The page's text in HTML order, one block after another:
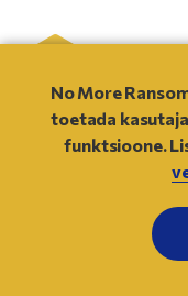
MORE
No More
toetada
funktsioone.